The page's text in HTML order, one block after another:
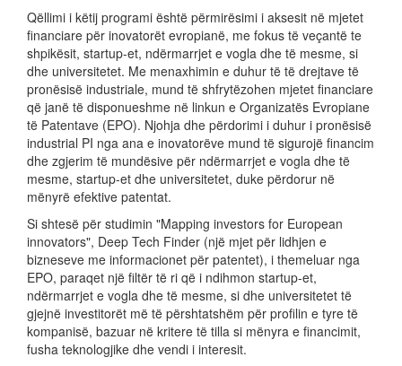
Qëllimi i këtij programi është përmirësimi i aksesit në mjetet
financiare për inovatorët evropianë, me fokus të veçantë te
shpikësit, startup-et, ndërmarrjet e vogla dhe të mesme, si
dhe universitetet. Me menaxhimin e duhur të të drejtave të
pronësisë industriale, mund të shfrytëzohen mjetet financiare
që janë të disponueshme në linkun e Organizatës Evropiane
të Patentave (EPO). Njohja dhe përdorimi i duhur i pronësisë
industrial PI nga ana e inovatorëve mund të sigurojë financim
dhe zgjerim të mundësive për ndërmarrjet e vogla dhe të
mesme, startup-et dhe universitetet, duke përdorur në
mënyrë efektive patentat.
Si shtesë për studimin "Mapping investors for European
innovators", Deep Tech Finder (një mjet për lidhjen e
bizneseve me informacionet për patentet), i themeluar nga
EPO, paraqet një filtër të ri që i ndihmon startup-et,
ndërmarrjet e vogla dhe të mesme, si dhe universitetet të
gjejnë investitorët më të përshtatshëm për profilin e tyre të
kompanisë, bazuar në kritere të tilla si mënyra e financimit,
fusha teknologjike dhe vendi i interesit.